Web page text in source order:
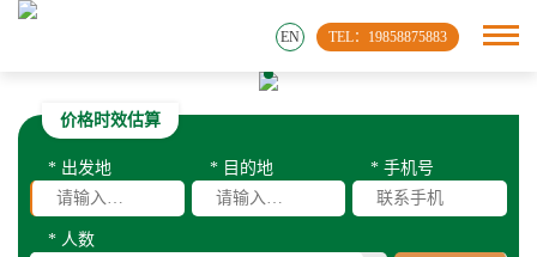
TEL：19858875883
EN
价格时效估算
* 出发地 * 目的地 * 手机号
* 人数